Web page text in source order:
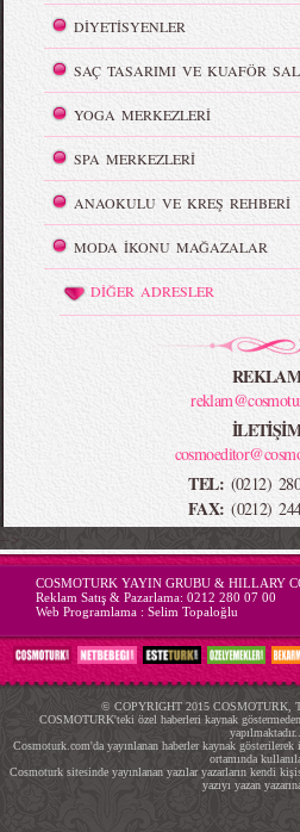
DİYETİSYENLER
SAÇ TASARIMI VE KUAFÖR
YOGA MERKEZLERİ
SPA MERKEZLERİ
ANAOKULU VE KREŞ REHBERİ
MODA İKONU MAĞAZALAR
DİĞER ADRESLER
TEL: (0212)
FAX: (0212)
-->
COSMOTURK YAYIN GRUBU & HILLARY
Reklam Satış & Pazarlama: 0212 280 07 00
Web Programlama : Selim Topaloğlu
© COPYRIGHT 2015 COSMOTURK,
COSMOTURK'teki özel haberleri kaynak
Cosmoturk.com'da yayınlanan haberler kaynak
ortamında
Cosmoturk sitesinde yayınlanan yazılar yazarların kendi
yazıyı yazan